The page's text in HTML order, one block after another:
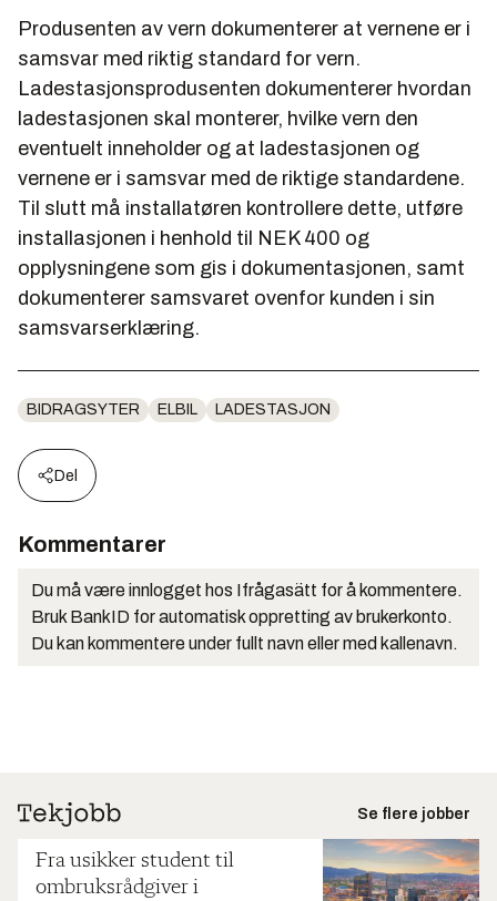
Produsenten av vern dokumenterer at vernene er i
samsvar med riktig standard for vern.
Ladestasjonsprodusenten dokumenterer hvordan
ladestasjonen skal monterer, hvilke vern den
eventuelt inneholder og at ladestasjonen og
vernene er i samsvar med de riktige standardene.
Til slutt må installatøren kontrollere dette, utføre
installasjonen i henhold til NEK 400 og
opplysningene som gis i dokumentasjonen, samt
dokumenterer samsvaret ovenfor kunden i sin
samsvarserklæring.
BIDRAGSYTER ELBIL LADESTASJON
Del
Kommentarer
Du må være innlogget hos Ifrågasätt for å kommentere.
Bruk BankID for automatisk oppretting av brukerkonto.
Du kan kommentere under fullt navn eller med kallenavn.
Se flere jobber
Fra usikker student til
ombruksrådgiver i